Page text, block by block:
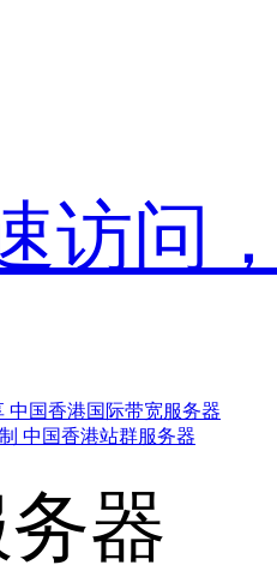
访问
中国香港国际带宽服务器
中国香港站群服务器
器